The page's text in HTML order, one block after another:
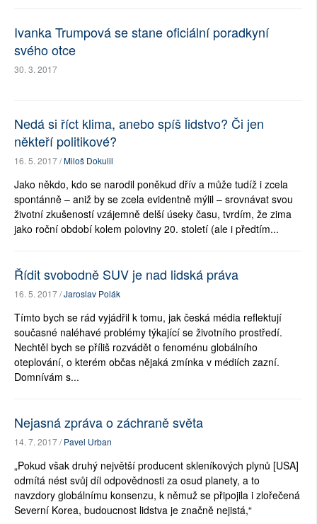
Ivanka Trumpová se stane oficiální poradkyní
svého otce
30. 3. 2017
Nedá si říct klima, anebo spíš lidstvo? Či jen
někteří politikové?
16. 5. 2017 /Miloš Dokulil
Jako někdo, kdo se narodil poněkud dřív a může tudíž i zcela
spontánně – aniž by se zcela evidentně mýlil – srovnávat svou
životní zkušeností vzájemně delší úseky času, tvrdím, že zima
jako roční období kolem poloviny 20. století (ale i předtím...
Řídit svobodně SUV je nad lidská práva
16. 5. 2017 /Jaroslav Polák
Tímto bych se rád vyjádřil k tomu, jak česká média reflektují
současné naléhavé problémy týkající se životního prostředí.
Nechtěl bych se příliš rozvádět o fenoménu globálního
oteplování, o kterém občas nějaká zmínka v médiích zazní.
Domnívám s...
Nejasná zpráva o záchraně světa
14. 7. 2017 /Pavel Urban
„Pokud však druhý největší producent skleníkových plynů [USA]
odmítá nést svůj díl odpovědnosti za osud planety, a to
navzdory globálnímu konsenzu, k němuž se připojila i zlořečená
Severní Korea, budoucnost lidstva je značně nejistá,“